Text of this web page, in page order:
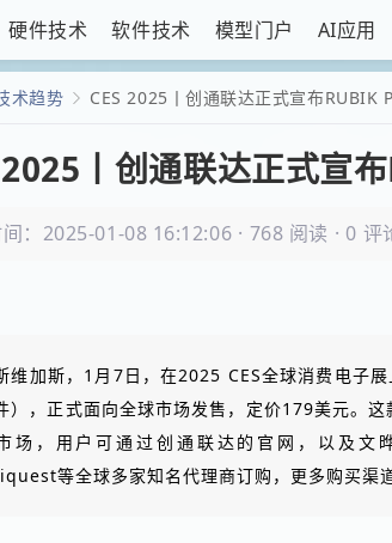
硬件技术 软件技术 模型门户 AI应用
术趋势 CES 2025丨创通联达正式宣布RUBIK
2025丨创通联达正式宣
：2025-01-08 16:12:06 · 768 阅读 · 0 评
维加斯，1月7日，在2025 CES全球消费电子
），正式面向全球市场发售，定价179美元。
场，用户可通过创通联达的官网，以及文
等全球多家知名代理商订购，更多购买渠